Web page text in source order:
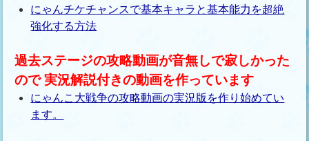
にゃんチケチャンスで基本キャラと基本能力を超絶
強化する方法
過去ステージの攻略動画が音無しで寂しかった
ので 実況解説付きの動画を作っています
にゃんこ大戦争の攻略動画の実況版を作り始めてい
ます。